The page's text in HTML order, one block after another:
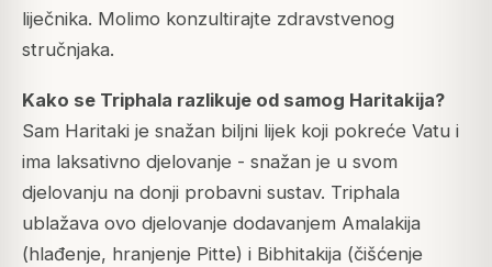
liječnika. Molimo konzultirajte zdravstvenog
stručnjaka.
Kako se Triphala razlikuje od samog Haritakija?
Sam Haritaki je snažan biljni lijek koji pokreće Vatu i
ima laksativno djelovanje - snažan je u svom
djelovanju na donji probavni sustav. Triphala
ublažava ovo djelovanje dodavanjem Amalakija
(hlađenje, hranjenje Pitte) i Bibhitakija (čišćenje